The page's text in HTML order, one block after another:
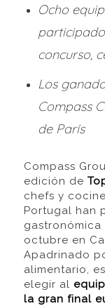
Ocho
concurso,
Los
Compass
de París
Compass
edición de
chefs y
Portugal han
octubre en
Apadrinado
alimentario,
elegir al
la gran final